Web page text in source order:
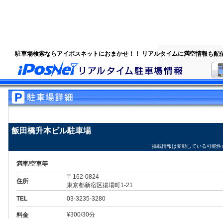
駐車場検索ならアイポスネットにおまかせ！！ リアルタイムに満空情報も配
飯田橋升本ビル駐車場
「掲載情報は変動している可能
満車/空車等
住所
〒162-0824
東京都新宿区揚場町1-21
TEL
03-3235-3280
料金 ¥300/30分